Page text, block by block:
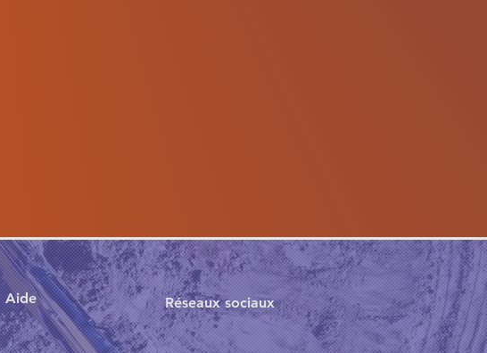
Aide Réseaux sociaux